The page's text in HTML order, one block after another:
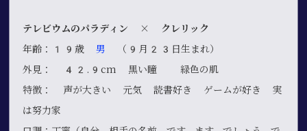
テレビウムのパラディン × クレリック
年齢：19歳男
（9月23日生まれ）
外見： 42.9cm 黒い瞳 緑色の肌
特徴： 声が大きい 元気 読書好き ゲームが好き 実
は努力家